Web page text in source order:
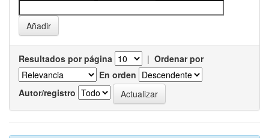
Resultados por página | Ordenar por
En orden
Autor/registro